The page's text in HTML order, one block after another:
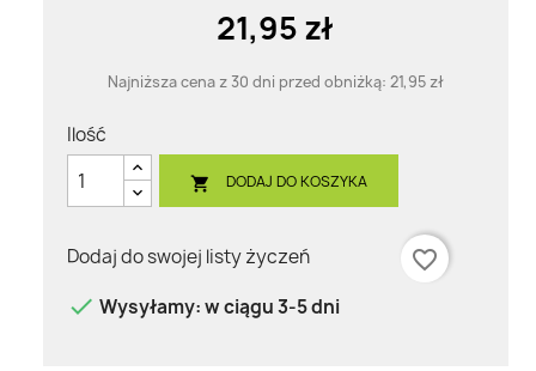
21,95 zł
Najniższa cena z 30 dni przed obniżką: 21,95 zł
Ilość
 DODAJ DO KOSZYKA
Dodaj do swojej listy życzeń
favorite_border
 Wysyłamy: w ciągu 3-5 dni